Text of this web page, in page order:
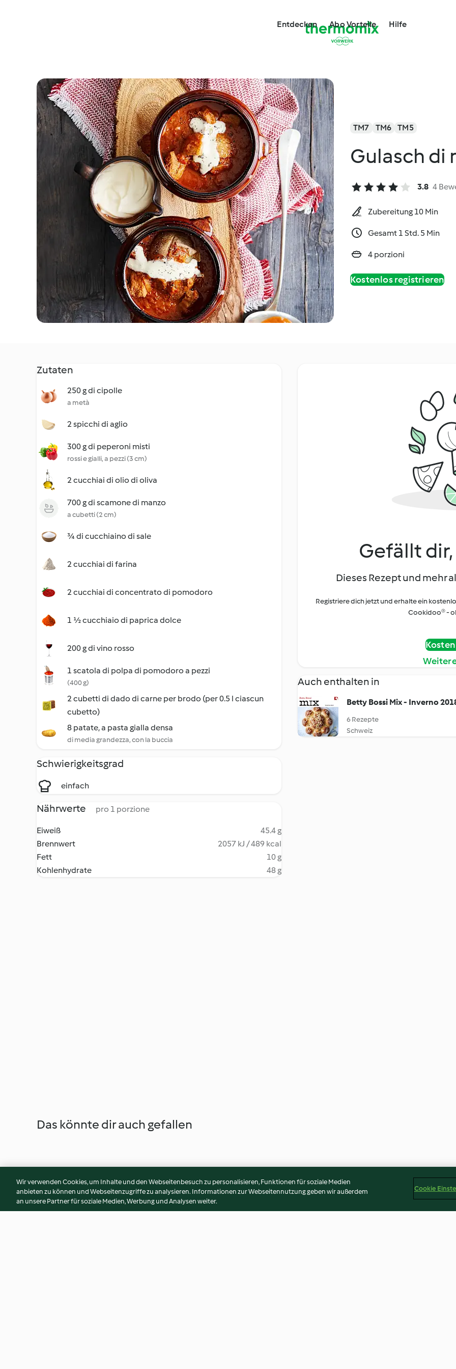
Entdecken Abo Vorteile Hilfe
TM7 TM6 TM5
Gulasch di
3.8 4
Zubereitung 10 Min
Gesamt 1 Std. 5 Min
4 porzioni
Kostenlos registrieren
Zutaten
250 g di cipolle
a metà
2 spicchi di aglio
300 g di peperoni misti
rossi e gialli, a pezzi (3 cm)
2 cucchiai di olio di oliva
700 g di scamone di manzo
a cubetti (2 cm)
¾ di cucchiaino di sale
2 cucchiai di farina
2 cucchiai di concentrato di pomodoro
1 ½ cucchiaio di paprica dolce
200 g di vino rosso
1 scatola di polpa di pomodoro a pezzi
(400 g)
2 cubetti di dado di carne per brodo (per 0.5 l ciascun
cubetto)
8 patate, a pasta gialla densa
di media grandezza, con la buccia
Schwierigkeitsgrad
einfach
Nährwerte pro 1 porzione
Eiweiß
45.4 g
Brennwert
2057 kJ / 489 kcal
Fett
10 g
Kohlenhydrate
48 g
Gefällt
Dieses Rezept und mehr
Registriere dich jetzt und erhalte ein
Cookidoo® -
Auch enthalten in
Betty Bossi Mix - Inverno
6 Rezepte
Schweiz
Das könnte dir auch gefallen
Wir verwenden Cookies, um Inhalte und den Webseitenbesuch zu personalisieren, Funktionen für soziale Medien
anbieten zu können und Webseitenzugriffe zu analysieren. Informationen zur Webseitennutzung geben wir außerdem
an unsere Partner für soziale Medien, Werbung und Analysen weiter.
Cookie